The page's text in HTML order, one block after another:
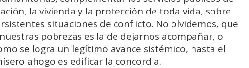
la vivienda y la protección de toda vida, sobre
situaciones de conflicto. No olvidemos, que
pobrezas es la de dejarnos acompañar, o
se logra un legítimo avance sistémico, hasta el
ahogo es edificar la concordia.